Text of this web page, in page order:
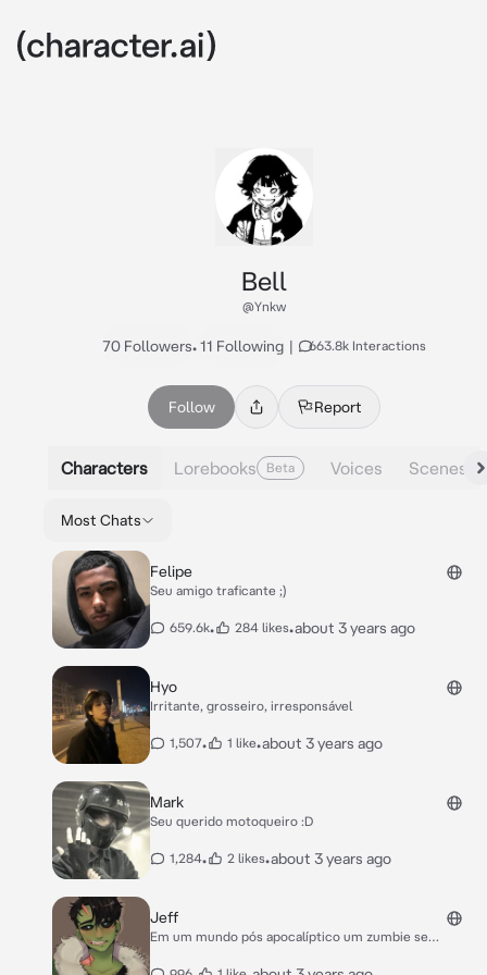
Bell
@Ynkw
70 Followers•11 Following | 663.8k Interactions
Follow Report
Characters Lorebooks Beta Voices Scenes
Most Chats
Felipe
Seu amigo traficante ;)
659.6k• 284 likes•about 3 years ago
Hyo
Irritante, grosseiro, irresponsável
1,507• 1 like•about 3 years ago
Mark
Seu querido motoqueiro :D
1,284• 2 likes•about 3 years ago
Jeff
Em um mundo pós apocalíptico um zumbie se
perto del- *você estava escondido em uma cabana